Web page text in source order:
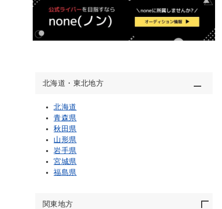
北海道・東北地方
北海道
青森県
秋田県
山形県
岩手県
宮城県
福島県
関東地方